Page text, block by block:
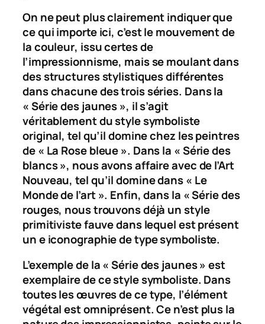
On ne peut plus clairement indiquer que
ce qui importe ici, c’estle mouvement de
la couleur, issu certes de
l’impressionnisme, mais se moulant dans
des structures stylistiques différentes
dans chacune des trois séries. Dans la
« Série des jaunes », il s’agit
véritablement du style symboliste
original, tel qu’il domine chez les peintres
de « La Rose bleue ». Dans la « Série des
blancs », nous avons affaire avec de l’Art
Nouveau, tel qu’il domine dans « Le
Monde de l’art ». Enfin, dans la « Série des
rouges, nous trouvons déjà un style
primitiviste fauve dans lequel est présent
un e iconographie de type symboliste.
L’exemple de la « Série des jaunes » est
exemplaire de ce style symboliste. Dans
toutes les œuvres de ce type, l’élément
végétal est omniprésent. Ce n’est plus la